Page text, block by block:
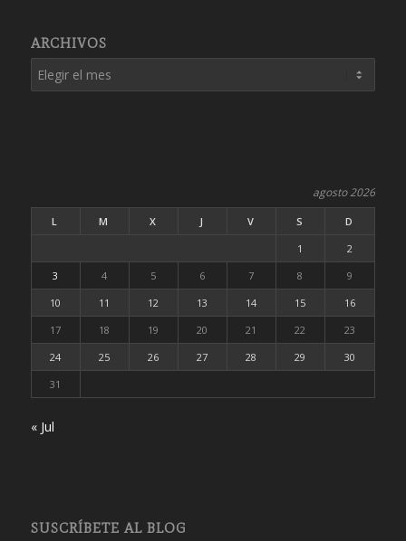
ARCHIVOS
agosto 2026
L M X J V S
D
1
2
3
4 5 6 7 8
9
10
11 12 13 14 15
16
17
18 19 20 21 22
23
24
25 26 27 28 29
30
31
« Jul
SUSCRÍBETE AL BLOG